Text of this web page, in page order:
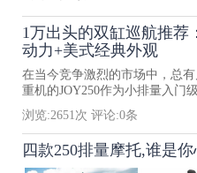
1万出头的双缸巡航推荐
动力+美式经典外观
在当今竞争激烈的市场中，总
重机的JOY250作为小排量入门
浏览:2651 次 评论:0条
四款250排量摩托,谁是